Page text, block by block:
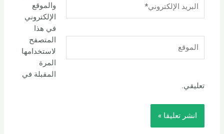
الإلكتروني*
والموقع
الإلكتروني
في هذا
المتصفح
لاستخدامها
المرة
المقبلة في
تعليقي.